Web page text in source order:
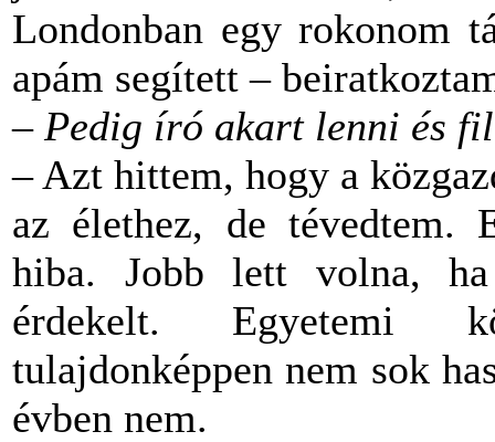
Londonban egy rokonom
apám segített –
– Pedig író akart lenni és
– Azt hittem, hogy a
az élethez, de tévedtem.
hiba. Jobb lett volna,
érdekelt. Egyetemi
tulajdonképpen nem sok
évben nem.